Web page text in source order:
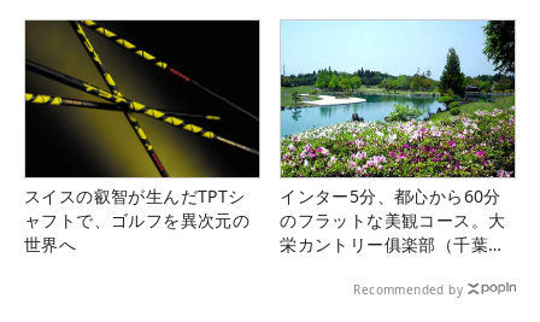
スイスの叡智が生んだTPTシ
ャフトで、ゴルフを異次元の
世界へ
インター5分、都心から60分
のフラットな美観コース。大
栄カントリー俱楽部（千葉
Recommended by